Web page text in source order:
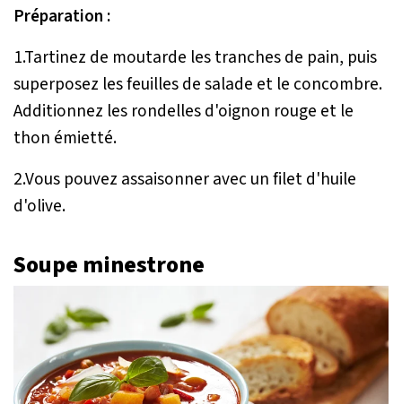
Préparation :
1.Tartinez de moutarde les tranches de pain, puis
superposez les feuilles de salade et le concombre.
Additionnez les rondelles d'oignon rouge et le
thon émietté.
2.Vous pouvez assaisonner avec un filet d'huile
d'olive.
Soupe minestrone